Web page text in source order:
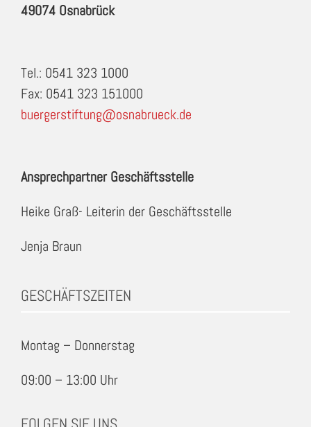
49074 Osnabrück
Tel.: 0541 323 1000
Fax: 0541 323 151000
buergerstiftung@osnabrueck.de
Ansprechpartner Geschäftsstelle
Heike Graß- Leiterin der Geschäftsstelle
Jenja Braun
GESCHÄFTSZEITEN
Montag – Donnerstag
09:00 – 13:00 Uhr